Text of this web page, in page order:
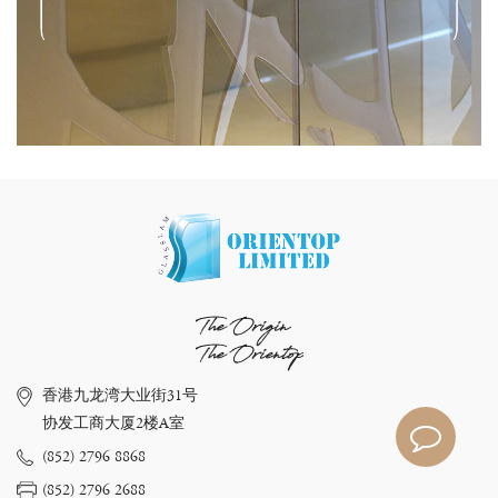
The Origin
The Orientop
香港九龙湾大业街31号
协发工商大厦2楼A室
(852) 2796 8868
(852) 2796 2688